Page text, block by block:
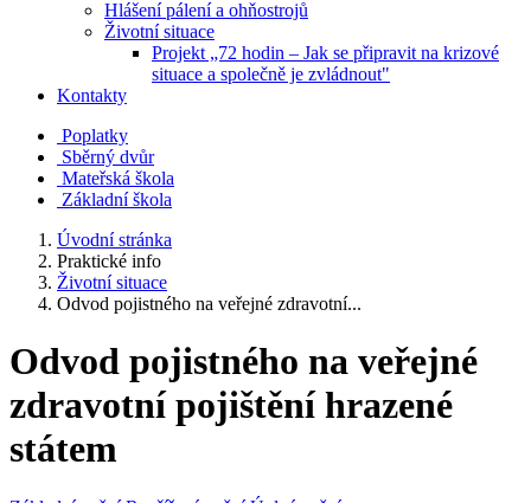
Hlášení pálení a ohňostrojů
Životní situace
Projekt „72 hodin – Jak se připravit na krizové
situace a společně je zvládnout"
Kontakty
Poplatky
Sběrný dvůr
Mateřská škola
Základní škola
Úvodní stránka
Praktické info
Životní situace
Odvod pojistného na veřejné zdravotní...
Odvod pojistného na veřejné
zdravotní pojištění hrazené
státem